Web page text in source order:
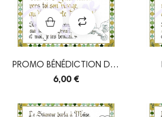
PROMO BÉNÉDICTION DES
NOMBRES A4 -...
6,00 €